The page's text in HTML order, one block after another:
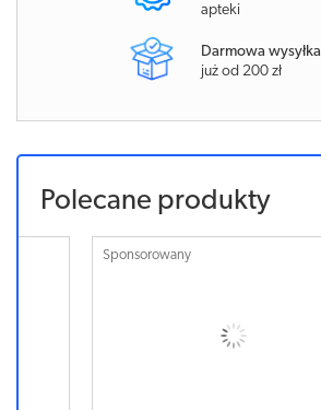
apteki
Darmowa wysyłka
już od 200 zł
Polecane produkty
Sponsorowany